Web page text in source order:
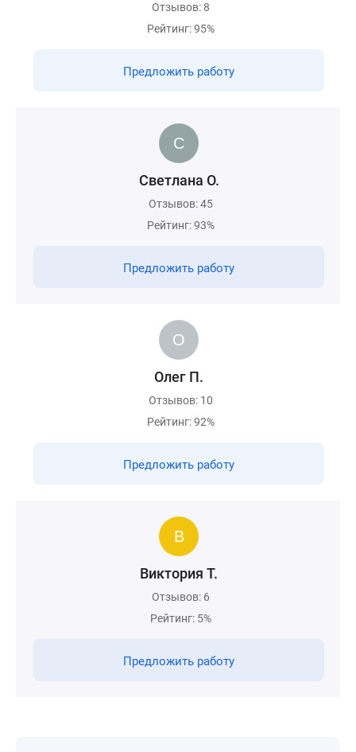
Отзывов: 8
Рейтинг: 95%
Предложить работу
Светлана О.
Отзывов: 45
Рейтинг: 93%
Предложить работу
Олег П.
Отзывов: 10
Рейтинг: 92%
Предложить работу
Виктория Т.
Отзывов: 6
Рейтинг: 5%
Предложить работу